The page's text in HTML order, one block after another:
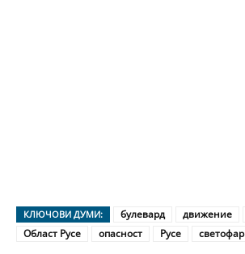
КЛЮЧОВИ ДУМИ: булевард движение
Област Русе
опасност Русе светофар